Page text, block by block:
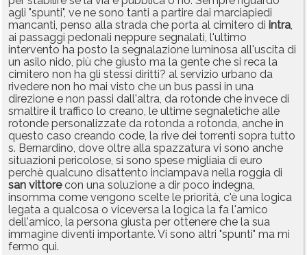
agli "spunti", ve ne sono tanti a partire dai marciapiedi
mancanti, penso alla strada che porta al cimitero di intra,
ai passaggi pedonali neppure segnalati, l'ultimo
intervento ha posto la segnalazione luminosa all'uscita di
un asilo nido, più che giusto ma la gente che si reca la
cimitero non ha gli stessi diritti? al servizio urbano da
rivedere non ho mai visto che un bus passi in una
direzione e non passi dall'altra, da rotonde che invece di
smaltire il traffico lo creano, le ultime segnaletiche alle
rotonde personalizzate da rotonda a rotonda, anche in
questo caso creando code, la rive dei torrenti sopra tutto
s. Bernardino, dove oltre alla spazzatura vi sono anche
situazioni pericolose, si sono spese migliaia di euro
perchè qualcuno disattento inciampava nella roggia di
san vittorecon una soluzione a dir poco indegna,
insomma come vengono scelte le priorità, c'è una logica
legata a qualcosa o viceversa la logica la fa l'amico
dell'amico, la persona giusta per ottenere che la sua
immagine diventi importante. Vi sono altri "spunti" ma mi
fermo qui.